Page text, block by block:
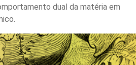
dual da matéria em